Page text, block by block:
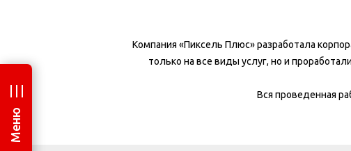
Меню
Компания «Пиксель Плюс» разработала
только на все виды услуг, но и
Вся проведенная